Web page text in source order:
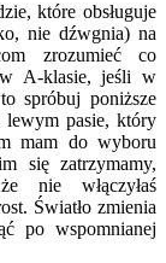
które obsługuje
nie dźwgnia) na
zrozumieć co
A-klasie, jeśli w
spróbuj poniższe
lewym pasie, który
mam do wyboru
się zatrzymamy,
nie włączyłaś
Światło zmienia
po wspomnianej